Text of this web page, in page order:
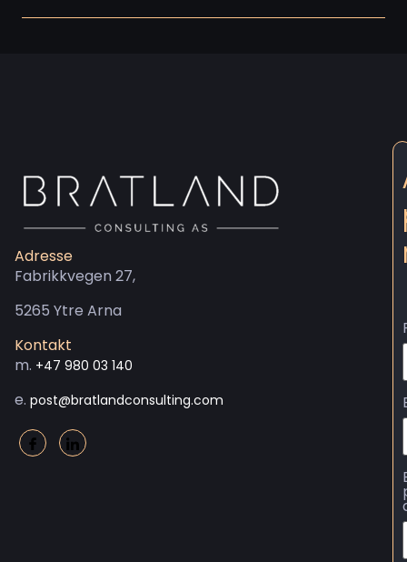
Adresse
Fabrikkvegen 27,
5265 Ytre Arna
Kontakt
m. +47 980 03 140
e. post@bratlandconsulting.com